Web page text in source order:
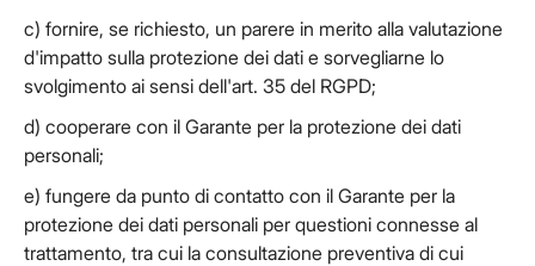
c) fornire, se richiesto, un parere in merito alla valutazione
d'impatto sulla protezione dei dati e sorvegliarne lo
svolgimento ai sensi dell'art. 35 del RGPD;
d) cooperare con il Garante per la protezione dei dati
personali;
e) fungere da punto di contatto con il Garante per la
protezione dei dati personali per questioni connesse al
trattamento, tra cui la consultazione preventiva di cui